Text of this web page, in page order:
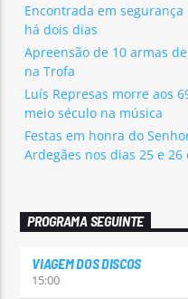
Encontrada em
há dois dias
Apreensão de 10 armas
na Trofa
Luís Represas morre aos
meio século na música
Festas em honra do
Ardegães nos dias 25 e
PROGRAMA SEGUINTE
VIAGEM DOS DISCOS
15:00